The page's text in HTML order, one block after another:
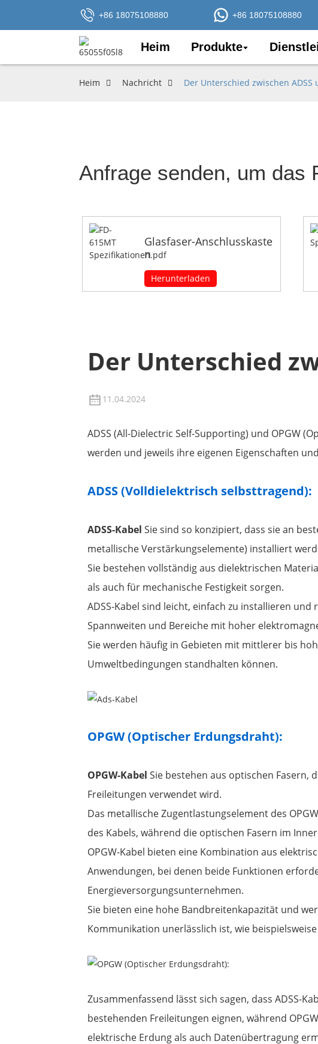
+86 18075108880 +86 18075108880
Heim Produkte
Heim Nachricht Der Unterschied zwischen ADSS
Anfrage senden, um das
Glasfaser-Anschlusskaste
n
Herunterladen
Der Unterschied
11.04.2024
ADSS (All-Dielectric Self-Supporting) und OPGW
werden und jeweils ihre eigenen Eigenschaften
ADSS (Volldielektrisch selbsttragend):
ADSS-Kabel Sie sind so konzipiert, dass sie an
metallische Verstärkungselemente) installiert
Sie bestehen vollständig aus dielektrischen
als auch für mechanische Festigkeit sorgen.
ADSS-Kabel sind leicht, einfach zu installieren
Spannweiten und Bereiche mit hoher
Sie werden häufig in Gebieten mit mittlerer bis
Umweltbedingungen standhalten können.
OPGW (Optischer Erdungsdraht):
OPGW-Kabel Sie bestehen aus optischen Fasern,
Freileitungen verwendet wird.
Das metallische Zugentlastungselement des
des Kabels, während die optischen Fasern im
OPGW-Kabel bieten eine Kombination aus
Anwendungen, bei denen beide Funktionen
Energieversorgungsunternehmen.
Sie bieten eine hohe Bandbreitenkapazität und
Kommunikation unerlässlich ist, wie
Zusammenfassend lässt sich sagen, dass ADSS-
bestehenden Freileitungen eignen, während
elektrische Erdung als auch Datenübertragung